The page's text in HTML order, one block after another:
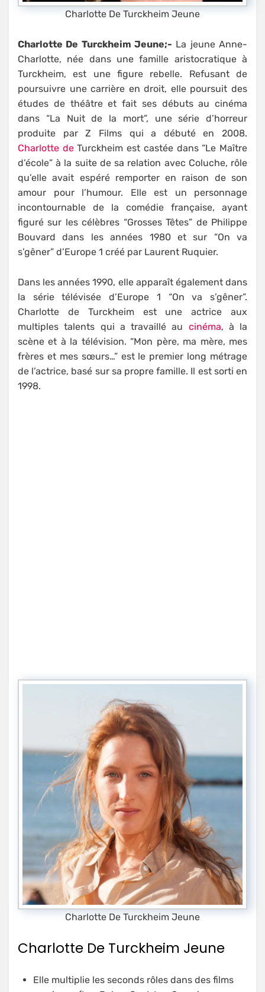
Charlotte De Turckheim Jeune
Charlotte De Turckheim Jeune;- La jeune Anne-
Charlotte, née dans une famille aristocratique à
Turckheim, est une figure rebelle. Refusant de
poursuivre une carrière en droit, elle poursuit des
études de théâtre et fait ses débuts au cinéma
dans “La Nuit de la mort”, une série d’horreur
produite par Z Films qui a débuté en 2008.
Charlotte deTurckheim est castée dans “Le Maître
d’école” à la suite de sa relation avec Coluche, rôle
qu’elle avait espéré remporter en raison de son
amour pour l’humour. Elle est un personnage
incontournable de la comédie française, ayant
figuré sur les célèbres “Grosses Têtes” de Philippe
Bouvard dans les années 1980 et sur “On va
s’gêner” d’Europe 1 créé par Laurent Ruquier.
Dans les années 1990, elle apparaît également dans
la série télévisée d’Europe 1 “On va s’gêner”.
Charlotte de Turckheim est une actrice aux
multiples talents qui a travaillé au cinéma, à la
scène et à la télévision. “Mon père, ma mère, mes
frères et mes sœurs…” est le premier long métrage
de l’actrice, basé sur sa propre famille. Il est sorti en
1998.
Charlotte De Turckheim Jeune
Charlotte De Turckheim Jeune
Elle multiplie les seconds rôles dans des films